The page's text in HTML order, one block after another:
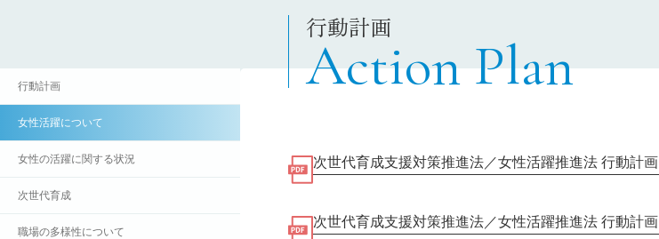
行動計画
女性活躍について
女性の活躍に関する状況
次世代育成
職場の多様性について​
行動計画
Action Plan
次世代育成支援対策推進法／女性活躍推進法 行動計
次世代育成支援対策推進法／女性活躍推進法 行動計